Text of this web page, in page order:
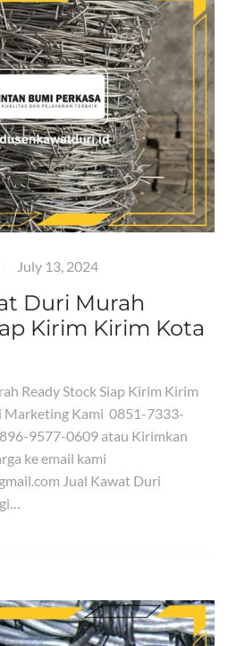
July 13, 2024
Duri Murah
Kirim Kirim Kota
Ready Stock Siap Kirim Kirim
Marketing Kami 0851-7333-
9577-0609 atau Kirimkan
ke email kami
Jual Kawat Duri